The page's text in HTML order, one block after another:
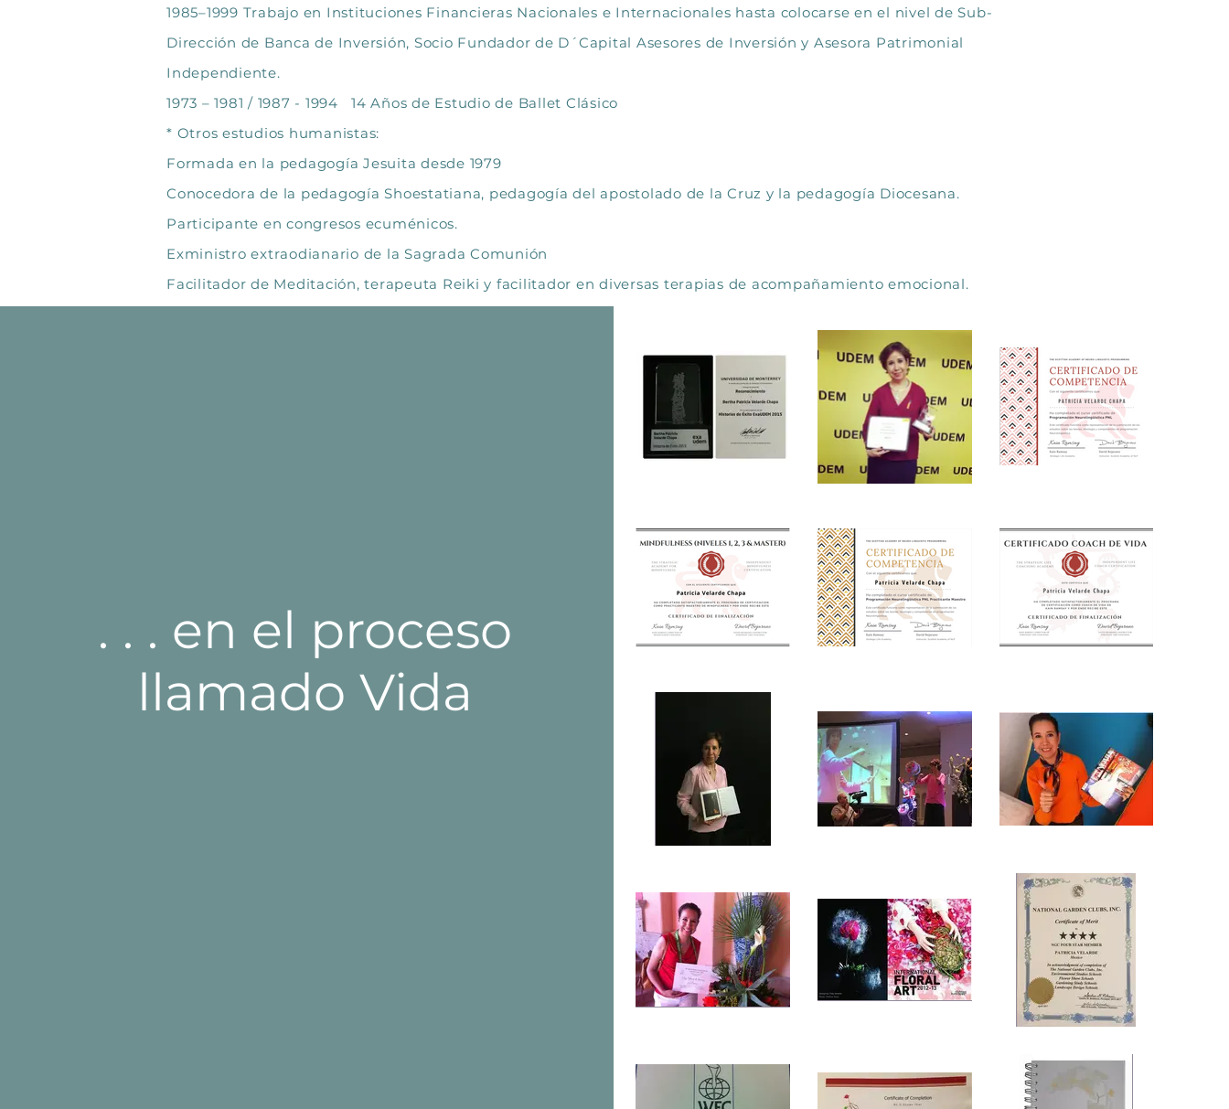
1985–1999 Trabajo en Instituciones Financieras Nacionales e Internacionales hasta colocarse en el nivel de Sub-
Dirección de Banca de Inversión, Socio Fundador de D´Capital Asesores de Inversión y Asesora Patrimonial
Independiente.
1973 – 1981 / 1987 - 1994 14 Años de Estudio de Ballet Clásico
* Otros estudios humanistas:
Formada en la pedagogía Jesuita desde 1979
Conocedora de la pedagogía Shoestatiana, pedagogía del apostolado de la Cruz y la pedagogía Diocesana.
Participante en congresos ecuménicos.
Exministro extraodianario de la Sagrada Comunión
Facilitador de Meditación, terapeuta Reiki y facilitador en diversas terapias de acompañamiento emocional.
. . . en el proceso
llamado Vida